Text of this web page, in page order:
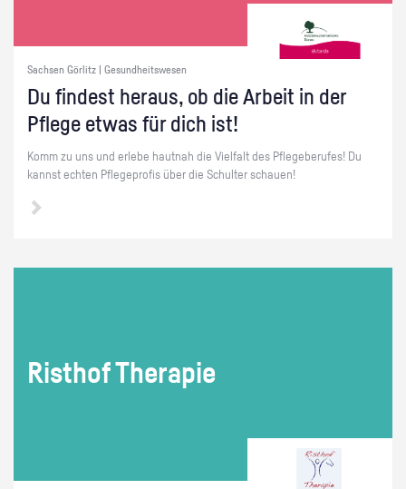
Sachsen Görlitz | Gesundheitswesen
Du fin­dest her­aus, ob die Ar­beit in der
Pfle­ge etwas für dich ist!
Komm zu uns und er­le­be haut­nah die Viel­falt des Pfle­ge­be­ru­fes! Du
kannst ech­ten Pfle­ge­pro­fis über die Schul­ter schau­en!
Ris­t­hof The­ra­pie